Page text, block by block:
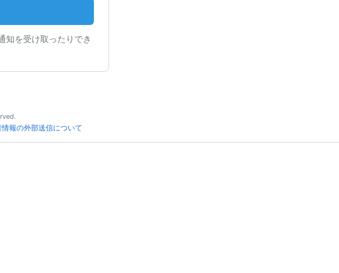
知を受け取ったりでき
情報の外部送信について